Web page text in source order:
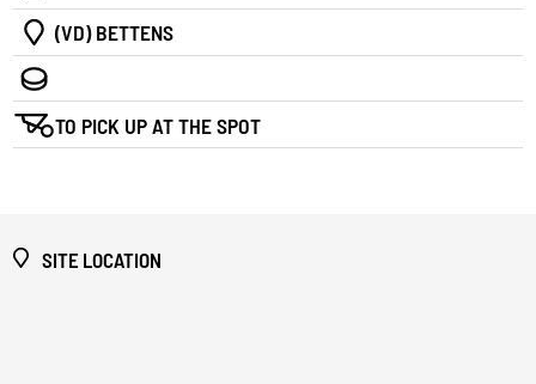
(VD) BETTENS
TO PICK UP AT THE SPOT
SITE LOCATION